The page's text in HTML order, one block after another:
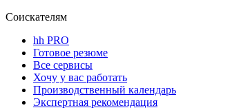
Соискателям
hh PRO
Готовое резюме
Все сервисы
Хочу у вас работать
Производственный календарь
Экспертная рекомендация